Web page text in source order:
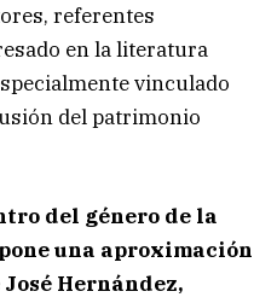
referentes
en la literatura
vinculado
del patrimonio
del género de la
una aproximación
Hernández,